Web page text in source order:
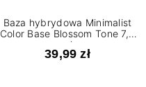
Baza hybrydowa Minimalist
Color Base Blossom Tone 7,2
ml
39,99 zł